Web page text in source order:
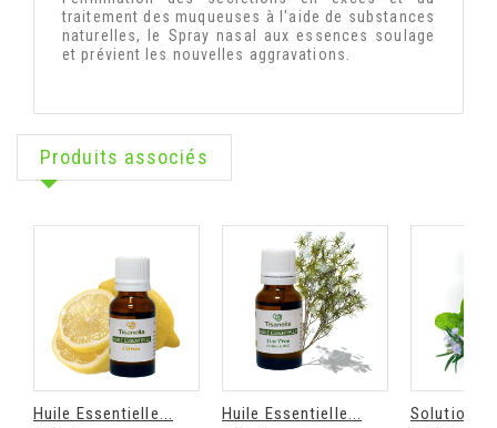
traitement des muqueuses à l'aide de substances
naturelles, le Spray nasal aux essences soulage
et prévient les nouvelles aggravations.
Produits associés
Huile Essentielle... Huile Essentielle... Solution